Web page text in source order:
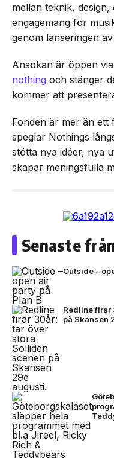
mellan teknik,
engagemang för
genom lanseringen
Ansökan är öppen via
nothing och stänger
kommer att
Fonden är mer än ett
speglar Nothings
stötta nya idéer, nya
skapar meningsfulla
Senaste
Outside –
Redline firar
på Skansen